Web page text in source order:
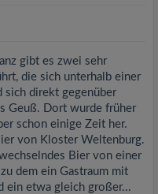
gibt es zwei sehr
die sich unterhalb einer
sich direkt gegenüber
Geuß. Dort wurde früher
schon einige Zeit her.
von Kloster Weltenburg.
Bier von einer
dem ein Gastraum mit
ein etwa gleich großer...